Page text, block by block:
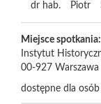
dr hab.
Piotr
Miejsce spotkania:
Instytut
00-927 Warszawa
dostępne dla